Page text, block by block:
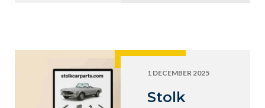
1 DECEMBER 2025
Stolk